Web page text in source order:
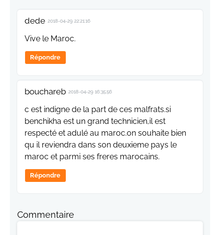
dede 2018-04-29 22:21:16
Vive le Maroc.
Répondre
bouchareb 2018-04-29 16:35:56
c est indigne de la part de ces malfrats.si
benchikha est un grand technicien,il est
respecté et adulé au maroc.on souhaite bien
qu il reviendra dans son deuxieme pays le
maroc et parmi ses freres marocains.
Répondre
Commentaire